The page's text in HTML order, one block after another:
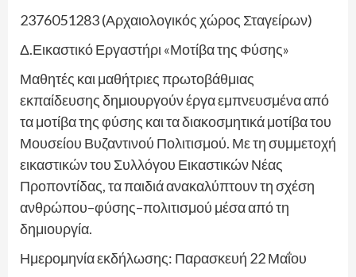
2376051283 (Αρχαιολογικός χώρος Σταγείρων)
Δ.Εικαστικό Εργαστήρι «Μοτίβα της Φύσης»
Μαθητές και μαθήτριες πρωτοβάθμιας
εκπαίδευσης δημιουργούν έργα εμπνευσμένα από
τα μοτίβα της φύσης και τα διακοσμητικά μοτίβα του
Μουσείου Βυζαντινού Πολιτισμού. Με τη συμμετοχή
εικαστικών του Συλλόγου Εικαστικών Νέας
Προποντίδας, τα παιδιά ανακαλύπτουν τη σχέση
ανθρώπου–φύσης–πολιτισμού μέσα από τη
δημιουργία.
Ημερομηνία εκδήλωσης: Παρασκευή 22 Μαΐου